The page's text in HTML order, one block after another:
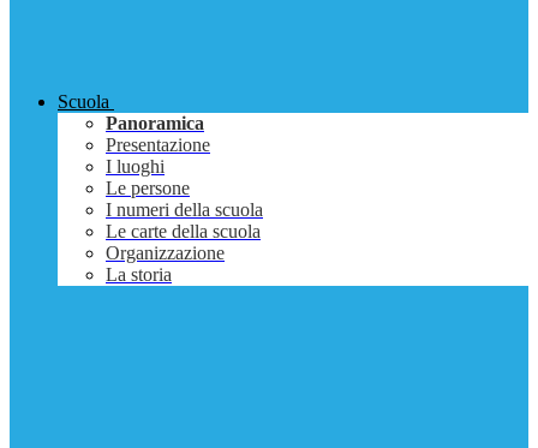
Scuola
Panoramica
Presentazione
I luoghi
Le persone
I numeri della scuola
Le carte della scuola
Organizzazione
La storia